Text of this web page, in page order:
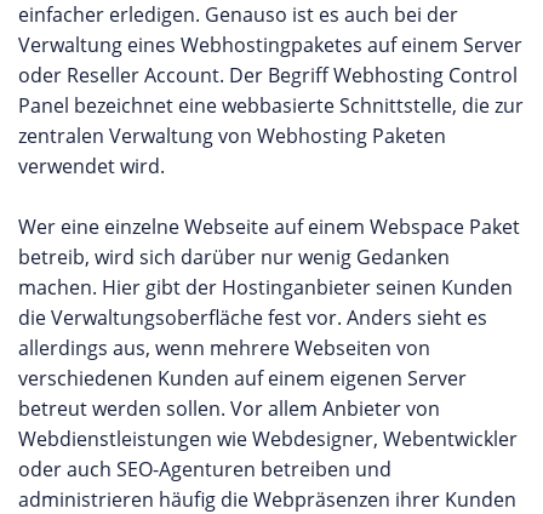
einfacher erledigen. Genauso ist es auch bei der
Verwaltung eines Webhostingpaketes auf einem Server
oder Reseller Account. Der Begriff Webhosting Control
Panel bezeichnet eine webbasierte Schnittstelle, die zur
zentralen Verwaltung von Webhosting Paketen
verwendet wird.
Wer eine einzelne Webseite auf einem Webspace Paket
betreib, wird sich darüber nur wenig Gedanken
machen. Hier gibt der Hostinganbieter seinen Kunden
die Verwaltungsoberfläche fest vor. Anders sieht es
allerdings aus, wenn mehrere Webseiten von
verschiedenen Kunden auf einem eigenen Server
betreut werden sollen. Vor allem Anbieter von
Webdienstleistungen wie Webdesigner, Webentwickler
oder auch SEO-Agenturen betreiben und
administrieren häufig die Webpräsenzen ihrer Kunden